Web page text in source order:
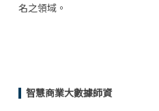
名之領域。
智慧商業大數據師資